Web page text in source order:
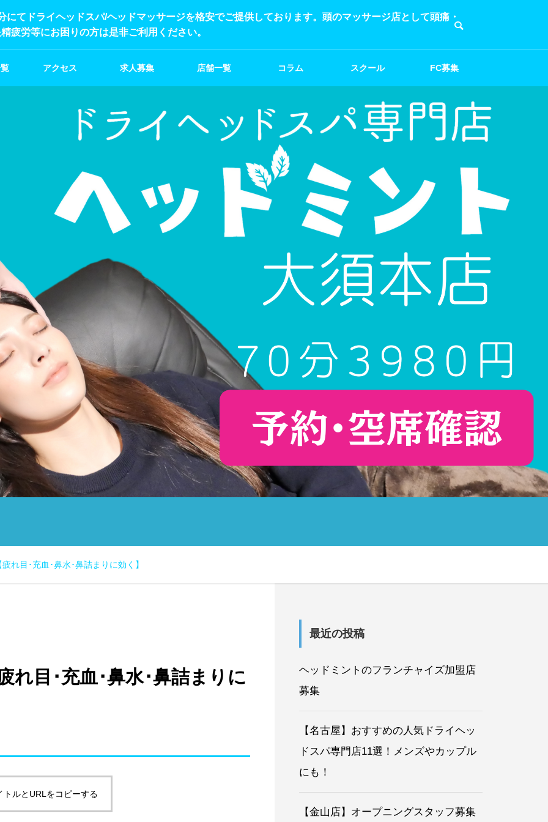
にてドライヘッドスパ/ヘッドマッサージを格安でご提供しております。頭のマッサージ店として頭痛・
疲労等にお困りの方は是非ご利用ください。
アクセス 求人募集 店舗一覧 コラム スクール FC募集
れ目･充血･鼻水･鼻詰まりに効く】
れ目･充血･鼻水･鼻詰まりに
トルとURLをコピーする
最近の投稿
ヘッドミントのフランチャイズ加盟店
募集
【名古屋】おすすめの人気ドライヘッ
ドスパ専門店11選！メンズやカップル
にも！
【金山店】オープニングスタッフ募集